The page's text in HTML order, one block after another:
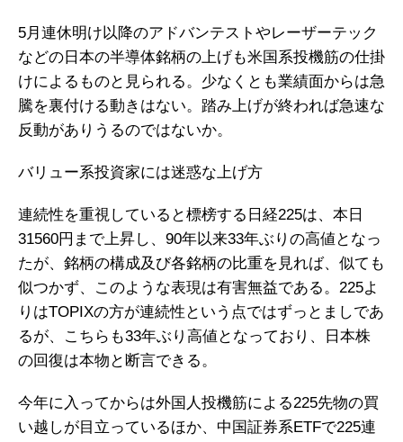
5月連休明け以降のアドバンテストやレーザーテック
などの日本の半導体銘柄の上げも米国系投機筋の仕掛
けによるものと見られる。少なくとも業績面からは急
騰を裏付ける動きはない。踏み上げが終われば急速な
反動がありうるのではないか。
バリュー系投資家には迷惑な上げ方
連続性を重視していると標榜する日経225は、本日
31560円まで上昇し、90年以来33年ぶりの高値となっ
たが、銘柄の構成及び各銘柄の比重を見れば、似ても
似つかず、このような表現は有害無益である。225よ
りはTOPIXの方が連続性という点ではずっとましであ
るが、こちらも33年ぶり高値となっており、日本株
の回復は本物と断言できる。
今年に入ってからは外国人投機筋による225先物の買
い越しが目立っているほか、中国証券系ETFで225連